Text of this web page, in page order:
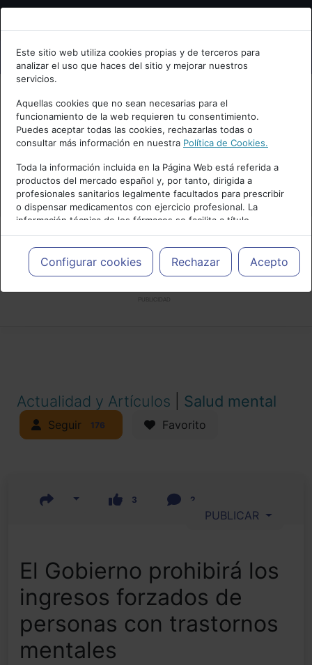
Bienvenid@ a psiquiatria.com
Escribe tu Email
Accede o regístrate con tu email.
Cancelar
Este sitio web utiliza cookies propias y de terceros para
analizar el uso que haces del sitio y mejorar nuestros
servicios.
Aquellas cookies que no sean necesarias para el
funcionamiento de la web requieren tu consentimiento.
Puedes aceptar todas las cookies, rechazarlas todas o
consultar más información en nuestra Política de Cookies.
Toda la información incluida en la Página Web está referida a
productos del mercado español y, por tanto, dirigida a
profesionales sanitarios legalmente facultados para prescribir
o dispensar medicamentos con ejercicio profesional. La
información técnica de los fármacos se facilita a título
meramente informativo, siendo responsabilidad de los
profesionales facultados prescribir medicamentos y decidir, en
cada caso concreto, el tratamiento más adecuado a las
necesidades del paciente.
Configurar cookies Rechazar Acepto
Actualidad y Artículos Salud mental
Seguir 176 Favorito
3 2
PUBLICAR
El Gobierno prohibirá los
ingresos forzados de
personas con trastornos
mentales